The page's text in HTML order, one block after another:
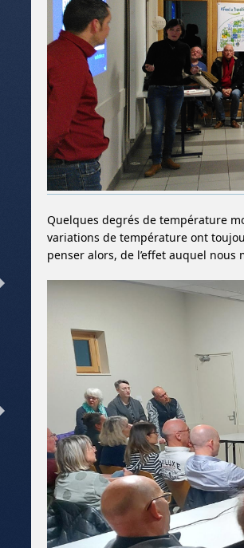
Quelques degrés de température
variations de température ont
penser alors, de l’effet auquel